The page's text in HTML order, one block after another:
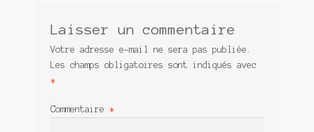
Laisser un commentaire
Votre adresse e-mail ne sera pas publiée.
Les champs obligatoires sont indiqués avec
*
Commentaire *